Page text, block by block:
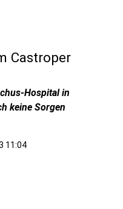
Castroper
Hospital in
keine Sorgen
11:04